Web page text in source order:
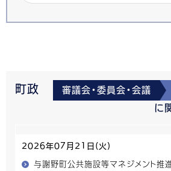
町政 審議会・委員会・会議
に
2026年07月21日(火)
与謝野町公共施設等マネジメント推